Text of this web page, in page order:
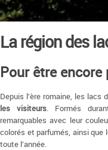
La région des
Pour être
Depuis l’ère romaine, les lacs
les visiteurs. Formés
remarquables avec leur
colorés et parfumés, ainsi que
toute l’année.